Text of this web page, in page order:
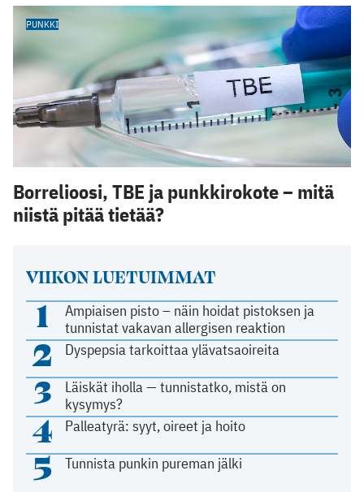
VIIKON LUETUIMMAT
1
Ampiaisen pisto – näin hoidat pistoksen ja
tunnistat vakavan allergisen reaktion
2 Dyspepsia tarkoittaa ylävatsaoireita
3
Läiskät iholla — tunnistatko, mistä on
kysymys?
4 Palleatyrä: syyt, oireet ja hoito
5 Tunnista punkin pureman jälki
PUNKKI
Borrelioosi, TBE ja punkkirokote – mitä
niistä pitää tietää?